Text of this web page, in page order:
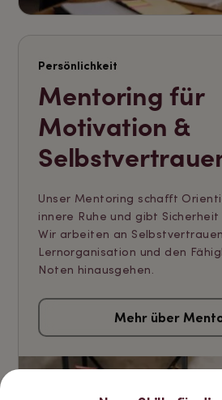
Persönlichkeit
Mentoring für
Motivation &
Unser Mentoring schafft
innere Ruhe und gibt Sicherheit
Wir arbeiten an
Lernorganisation und den
Noten hinausgehen.
Mehr über